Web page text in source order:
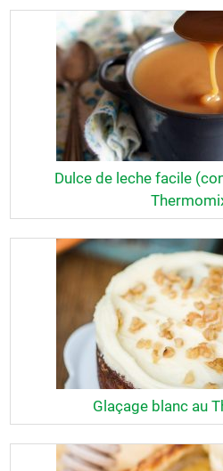
Dulce de leche facile
Glaçage blanc au